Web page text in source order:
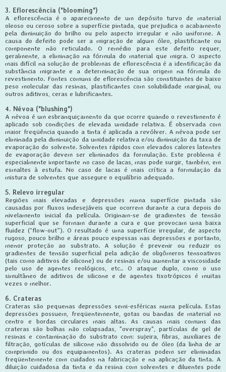
3. Eflorescência ("blooming")
A eflorescência é o aparecimento de um depósito turvo de material
oleoso ou ceroso sobre a superfície pintada, que prejudica o acabamento
pela diminuição do brilho ou pelo aspecto irregular e não uniforme. A
causa do defeito pode ser a migração de algum óleo, plastificante ou
componente não reticulado. O remédio para este defeito requer,
geralmente, a eliminação na fórmula do material que migra. O aspecto
mais difícil na solução de problemas de eflorescência é a identificação da
substância migrante e a determinação de sua origem na fórmula do
revestimento. Fontes comuns de eflorescência são constituintes de baixo
peso molecular das resinas, plastificantes com solubilidade marginal, ou
outros aditivos, ceras e lubrificantes.
4. Névoa ("blushing")
A névoa é um esbranquiçamento da que ocorre quando o revestimento é
aplicado sob condições de elevada umidade relativa. É observada com
maior freqüência quando a tinta é aplicada a revólver. A névoa pode ser
eliminada pela diminuição da umidade relativa e/ou diminuição da taxa de
evaporação do solvente. Solventes rápidos com elevados calores latentes
de evaporação devem ser eliminados da formulação. Este problema é
especialmente importante no caso de lacas, mas pode surgir, também, em
esmaltes à estufa. No caso de lacas é mais crítica a formulação da
mistura de solventes que assegure o equilíbrio adequado.
5. Relevo irregular
Regiões mais elevadas e depressões numa superfície pintada são
causadas por fluxos indesejáveis que ocorrem durante a cura depois do
nivelamento inicial da película. Originam-se de gradientes de tensão
superficial que se formam durante a cura e que provocam uma baixa
fluidez (“flow-out”). O resultado é uma superfície irregular, de aspecto
rugoso, pouco brilho e áreas pouco espessas nas depressões e portanto,
menor proteção ao substrato. A solução é prevenir ou reduzir os
gradientes de tensão superficial pela adição de oligômeros tensoativos
(tais como aditivos de silicone) ou de resinas e/ou aumentar a viscosidade
pelo uso de agentes reológicos, etc.. O ataque duplo, como o uso
simultâneo de aditivos de silicone e de agentes tixotrópicos é muitas
vezes o melhor.
6. Crateras
Crateras são pequenas depressões semi-esféricas numa película. Estas
depressões possuem, freqüentemente, gotas ou bandas de material no
centro e bordas circulares mais altas. As causas mais comuns das
crateras são bolhas não colapsadas, "overspray", partículas de gel de
resinas e contaminação do substrato com: sujeira, fibras, auxiliares de
filtração, gotículas de silicone não dissolvido ou de óleo (da linha de ar
comprimido ou dos equipamentos). As crateras podem ser eliminadas
freqüentemente com cuidados na fabricação e na aplicação da tinta. A
diluição cuidadosa da tinta e da resina com solventes e diluentes pode